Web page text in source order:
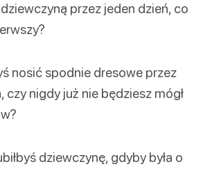
przez jeden dzień, co
nosić spodnie dresowe przez
czy nigdy już nie będziesz mógł
dziewczynę, gdyby była o